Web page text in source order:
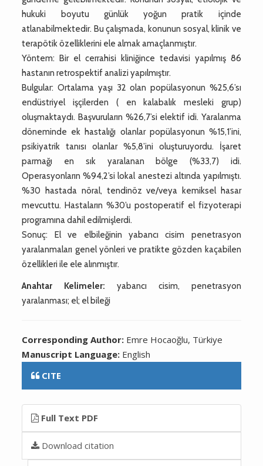
hukuki boyutu günlük yoğun pratik içinde
atlanabilmektedir. Bu çalışmada, konunun sosyal, klinik ve
terapötik özelliklerini ele almak amaçlanmıştır.
Yöntem: Bir el cerrahisi kliniğince tedavisi yapılmış 86
hastanın retrospektif analizi yapılmıştır.
Bulgular: Ortalama yaşı 32 olan popülasyonun %25,6’sı
endüstriyel işçilerden ( en kalabalık mesleki grup)
oluşmaktaydı. Başvuruların %26,7’si elektif idi. Yaralanma
döneminde ek hastalığı olanlar popülasyonun %15,1’ini,
psikiyatrik tanısı olanlar %5,8’ini oluşturuyordu. İşaret
parmağı en sık yaralanan bölge (%33,7) idi.
Operasyonların %94,2’si lokal anestezi altında yapılmıştı.
%30 hastada nöral, tendinöz ve/veya kemiksel hasar
mevcuttu. Hastaların %30’u postoperatif el fizyoterapi
programına dahil edilmişlerdi.
Sonuç: El ve elbileğinin yabancı cisim penetrasyon
yaralanmaları genel yönleri ve pratikte gözden kaçabilen
özellikleri ile ele alınmıştır.
Anahtar Kelimeler: yabancı cisim, penetrasyon
yaralanması; el; el bileği
Corresponding Author: Emre Hocaoğlu, Türkiye
Manuscript Language: English
CITE
Full Text PDF
Download citation